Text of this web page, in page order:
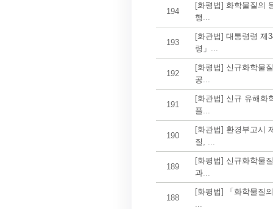
194
[화평법] 화학물질의
행...
193
[화관법] 대통령령 제
령」...
192
[화평법] 신규화학물
공...
191
[화관법] 신규 유해화
플...
190
[화관법] 환경부고시
질, ...
189
[화평법] 신규화학물
과...
188
[화평법] 「화학물질
...